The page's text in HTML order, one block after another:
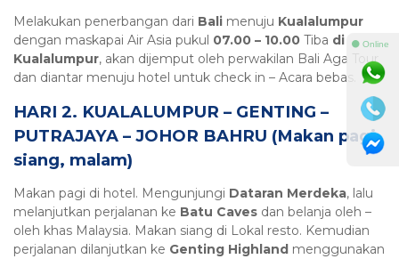
Melakukan penerbangan dari Bali menuju Kualalumpur
dengan maskapai Air Asia pukul 07.00 – 10.00 Tiba di
Kualalumpur, akan dijemput oleh perwakilan Bali Aga Tour
dan diantar menuju hotel untuk check in – Acara bebas.
HARI 2. KUALALUMPUR – GENTING –
PUTRAJAYA – JOHOR BAHRU (Makan pagi,
siang, malam)
Makan pagi di hotel. Mengunjungi Dataran Merdeka, lalu
melanjutkan perjalanan ke Batu Caves dan belanja oleh –
oleh khas Malaysia. Makan siang di Lokal resto. Kemudian
perjalanan dilanjutkan ke Genting Highland menggunakan
⚫ Online